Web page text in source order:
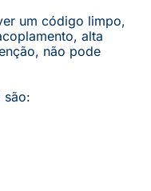
um código limpo,
alta
não pode
são: